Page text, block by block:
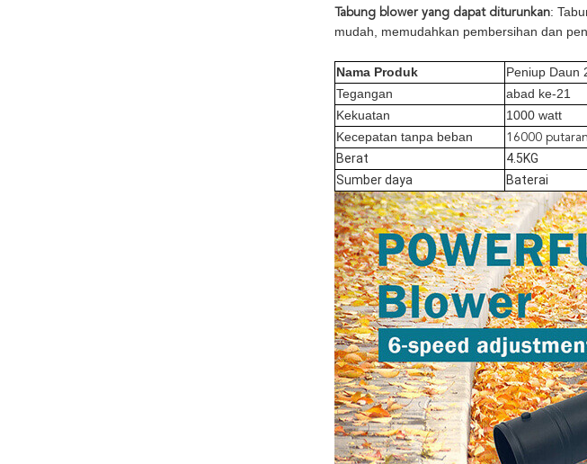
Tabung blower yang dapat diturunkan:
mudah, memudahkan pembersihan dan
Nama Produk
Peniup Daun
Tegangan
abad ke-21
Kekuatan
1000 watt
Kecepatan tanpa beban
16000
Berat
4.5KG
Sumber daya
Baterai